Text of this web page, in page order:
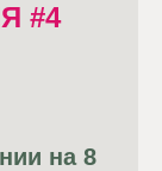
#4
на 8